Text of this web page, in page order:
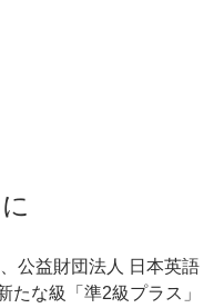
公益財団法人 日本英語
たな級「準2級プラス」